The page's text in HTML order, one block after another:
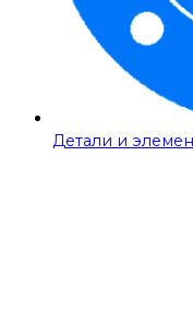
Детали и